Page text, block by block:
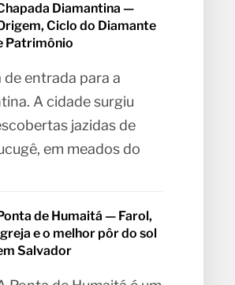
Diamantina —
Ciclo do Diamante
Patrimônio
entrada para a
A cidade surgiu
jazidas de
em meados do
de Humaitá — Farol,
e o melhor pôr do sol
Salvador